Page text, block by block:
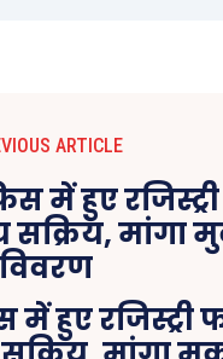
ARTICLE
हुए रजिस्ट्री